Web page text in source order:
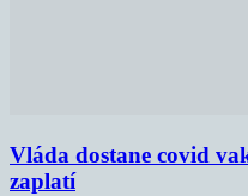
Vláda dostane covid
zaplatí